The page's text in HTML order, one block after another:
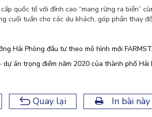
quốc tế với đỉnh cao “mang rừng ra biển”
cuối tuần cho các du khách, góp phần thay
Hải Phòng đầu tư theo mô hình mới
dự án trọng điểm năm 2020 của thành phố Hải
Quay lại In bài này